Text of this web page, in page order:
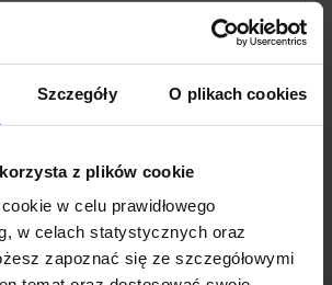
Szczegóły O plikach cookies
z plików cookie
w celu prawidłowego
w celach statystycznych oraz
zapoznać się ze szczegółowymi
174 cm wzrostu i nosi rozmiar S.